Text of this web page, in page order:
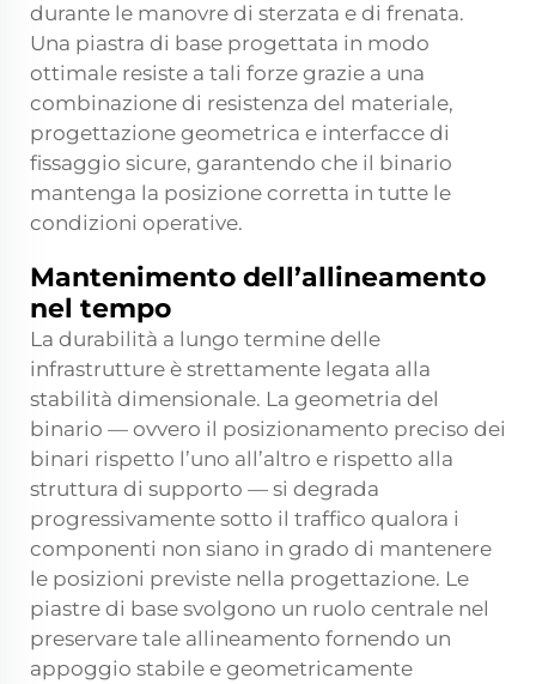
durante le manovre di sterzata e di frenata.
Una piastra di base progettata in modo
ottimale resiste a tali forze grazie a una
combinazione di resistenza del materiale,
progettazione geometrica e interfacce di
fissaggio sicure, garantendo che il binario
mantenga la posizione corretta in tutte le
condizioni operative.
Mantenimento dell’allineamento
nel tempo
La durabilità a lungo termine delle
infrastrutture è strettamente legata alla
stabilità dimensionale. La geometria del
binario — ovvero il posizionamento preciso dei
binari rispetto l’uno all’altro e rispetto alla
struttura di supporto — si degrada
progressivamente sotto il traffico qualora i
componenti non siano in grado di mantenere
le posizioni previste nella progettazione. Le
piastre di base svolgono un ruolo centrale nel
preservare tale allineamento fornendo un
appoggio stabile e geometricamente